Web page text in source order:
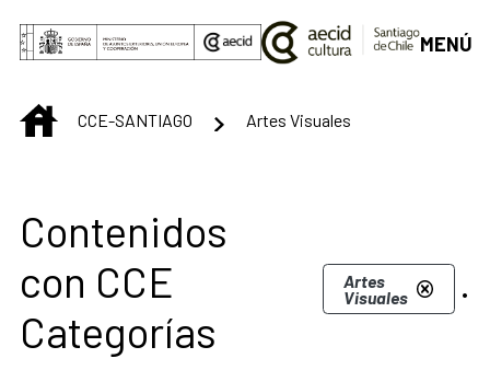
Saltar al contenido principal
MENÚ
INICIOCCE-SANTIAGO Artes Visuales
Centro Cultural de
Contenidos
con CCE
Categorías
Artes
Visuales .